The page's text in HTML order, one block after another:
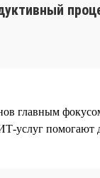
главным
услуг